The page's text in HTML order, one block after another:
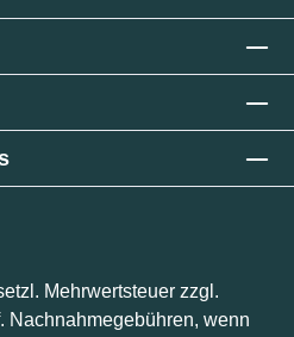
Mehrwertsteuer zzgl.
Nachnahmegebühren, wenn